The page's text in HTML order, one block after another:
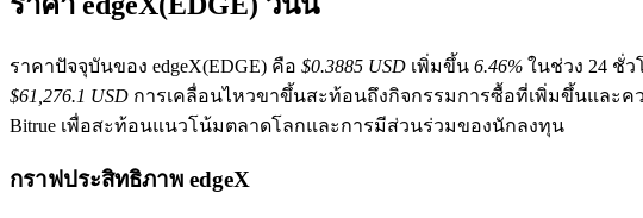
ฟิวเจอร์ส USDT
ฟิวเจอร์สที่ใช้ USDT เป็นหลักประกัน
ราคาปัจจุบันของ edgeX(EDGE) คือ $0.3885 USD เพิ่มขึ้น 6.46% ในช่วง 24 ชั่
$61,276.1 USD การเคลื่อนไหวขาขึ้นสะท้อนถึงกิจกรรมการซื้อที่เพิ่มขึ้นและค
Bitrue เพื่อสะท้อนแนวโน้มตลาดโลกและการมีส่วนร่วมของนักลงทุน
กราฟประสิทธิภาพ edgeX